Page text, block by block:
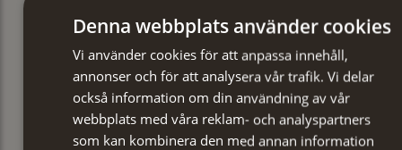
Denna webbplats använder cookies
Vi använder cookies för att anpassa innehåll,
annonser och för att analysera vår trafik. Vi delar
också information om din användning av vår
webbplats med våra reklam- och analyspartners
som kan kombinera den med annan information